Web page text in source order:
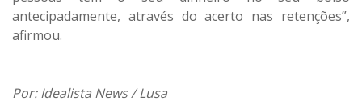
antecipadamente, através do acerto nas retenções”,
afirmou.
Por: Idealista News / Lusa